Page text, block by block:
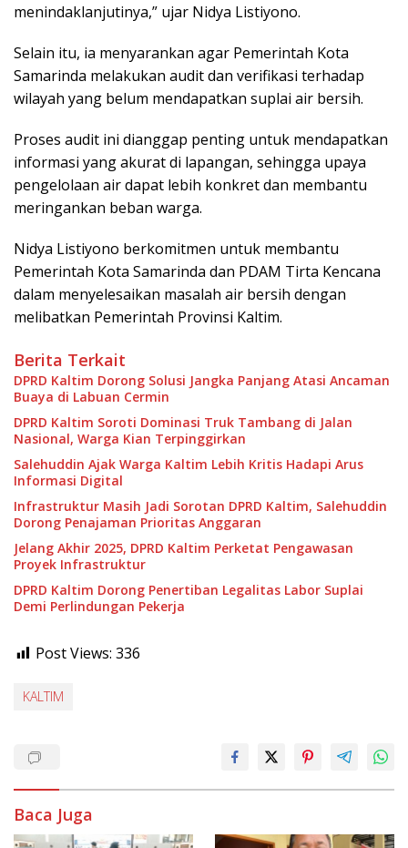
menindaklanjutinya,” ujar Nidya Listiyono.
Selain itu, ia menyarankan agar Pemerintah Kota
Samarinda melakukan audit dan verifikasi terhadap
wilayah yang belum mendapatkan suplai air bersih.
Proses audit ini dianggap penting untuk mendapatkan
informasi yang akurat di lapangan, sehingga upaya
pengelolaan air dapat lebih konkret dan membantu
meringankan beban warga.
Nidya Listiyono berkomitmen untuk membantu
Pemerintah Kota Samarinda dan PDAM Tirta Kencana
dalam menyelesaikan masalah air bersih dengan
melibatkan Pemerintah Provinsi Kaltim.
Berita Terkait
DPRD Kaltim Dorong Solusi Jangka Panjang Atasi Ancaman
Buaya di Labuan Cermin
DPRD Kaltim Soroti Dominasi Truk Tambang di Jalan
Nasional, Warga Kian Terpinggirkan
Salehuddin Ajak Warga Kaltim Lebih Kritis Hadapi Arus
Informasi Digital
Infrastruktur Masih Jadi Sorotan DPRD Kaltim, Salehuddin
Dorong Penajaman Prioritas Anggaran
Jelang Akhir 2025, DPRD Kaltim Perketat Pengawasan
Proyek Infrastruktur
DPRD Kaltim Dorong Penertiban Legalitas Labor Suplai
Demi Perlindungan Pekerja
Post Views: 336
KALTIM
Baca Juga